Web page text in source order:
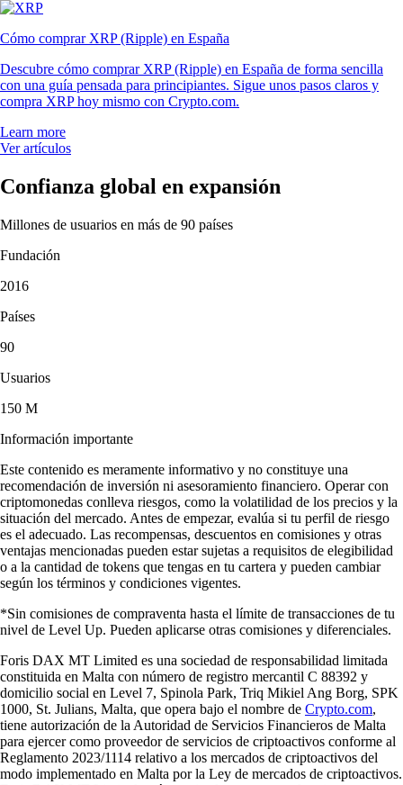
Cómo comprar XRP (Ripple) en España
Descubre cómo comprar XRP (Ripple) en España de forma sencilla
con una guía pensada para principiantes. Sigue unos pasos claros y
compra XRP hoy mismo con Crypto.com.
Learn more
Ver artículos
Confianza global en expansión
Millones de usuarios en más de 90 países
Fundación
2016
Países
90
Usuarios
150 M
Información importante
Este contenido es meramente informativo y no constituye una
recomendación de inversión ni asesoramiento financiero. Operar con
criptomonedas conlleva riesgos, como la volatilidad de los precios y la
situación del mercado. Antes de empezar, evalúa si tu perfil de riesgo
es el adecuado. Las recompensas, descuentos en comisiones y otras
ventajas mencionadas pueden estar sujetas a requisitos de elegibilidad
o a la cantidad de tokens que tengas en tu cartera y pueden cambiar
según los términos y condiciones vigentes.
*Sin comisiones de compraventa hasta el límite de transacciones de tu
nivel de Level Up. Pueden aplicarse otras comisiones y diferenciales.
Foris DAX MT Limited es una sociedad de responsabilidad limitada
constituida en Malta con número de registro mercantil C 88392 y
domicilio social en Level 7, Spinola Park, Triq Mikiel Ang Borg, SPK
1000, St. Julians, Malta, que opera bajo el nombre de Crypto.com,
tiene autorización de la Autoridad de Servicios Financieros de Malta
para ejercer como proveedor de servicios de criptoactivos conforme al
Reglamento 2023/1114 relativo a los mercados de criptoactivos del
modo implementado en Malta por la Ley de mercados de criptoactivos.